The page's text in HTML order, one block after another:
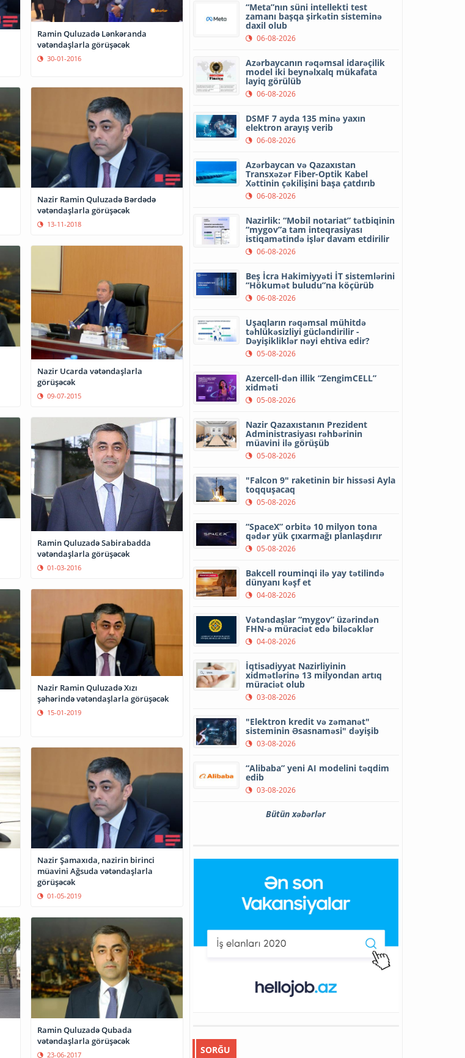
Ramin Quluzadə Lənkəranda
vətəndaşlarla görüşəcək
30-01-2016
Nazir Ramin Quluzadə Bərdədə
vətəndaşlarla görüşəcək
13-11-2018
Nazir Ucarda vətəndaşlarla
görüşəcək
09-07-2015
Ramin Quluzadə Sabirabadda
vətəndaşlarla görüşəcək
01-03-2016
Nazir Ramin Quluzadə Xızı
şəhərində vətəndaşlarla görüşəcək
15-01-2019
Nazir Şamaxıda, nazirin birinci
müavini Ağsuda vətəndaşlarla
görüşəcək
01-05-2019
Ramin Quluzadə Qubada
vətəndaşlarla görüşəcək
23-06-2017
“Meta”nın süni intellekti test
zamanı başqa şirkətin sisteminə
daxil olub
06-08-2026
Azərbaycanın rəqəmsal idarəçilik
model iki beynəlxalq mükafata
layiq görülüb
06-08-2026
DSMF 7 ayda 135 minə yaxın
elektron arayış verib
06-08-2026
Azərbaycan və Qazaxıstan
Transxəzər Fiber-Optik Kabel
Xəttinin çəkilişini başa çatdırıb
06-08-2026
Nazirlik: “Mobil notariat” tətbiqinin
“mygov”a tam inteqrasiyası
istiqamətində işlər davam etdirilir
06-08-2026
Beş İcra Hakimiyyəti İT sistemlərini
“Hökumət buludu”na köçürüb
06-08-2026
Uşaqların rəqəmsal mühitdə
təhlükəsizliyi gücləndirilir -
Dəyişikliklər nəyi ehtiva edir?
05-08-2026
Azercell-dən illik “ZengimCELL”
xidməti
05-08-2026
Nazir Qazaxıstanın Prezident
Administrasiyası rəhbərinin
müavini ilə görüşüb
05-08-2026
"Falcon 9" raketinin bir hissəsi Ayla
toqquşacaq
05-08-2026
“SpaceX” orbitə 10 milyon tona
qədər yük çıxarmağı planlaşdırır
05-08-2026
Bakcell rouminqi ilə yay tətilində
dünyanı kəşf et
04-08-2026
Vətəndaşlar “mygov” üzərindən
FHN-ə müraciət edə biləcəklər
04-08-2026
İqtisadiyyat Nazirliyinin
xidmətlərinə 13 milyondan artıq
müraciət olub
03-08-2026
"Elektron kredit və zəmanət"
sisteminin Əsasnaməsi" dəyişib
03-08-2026
“Alibaba” yeni AI modelini təqdim
edib
03-08-2026
Bütün xəbərlər
SORĞU